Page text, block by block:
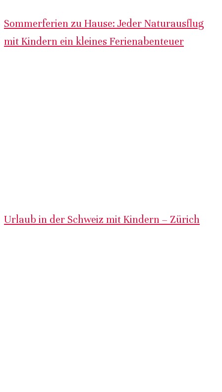
Sommerferien zu Hause: Jeder Naturausflug
mit Kindern ein kleines Ferienabenteuer
Urlaub in der Schweiz mit Kindern – Zürich